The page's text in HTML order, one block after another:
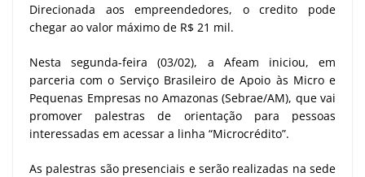
Direcionada aos empreendedores, o credito pode
chegar ao valor máximo de R$ 21 mil.
Nesta segunda-feira (03/02), a Afeam iniciou, em
parceria com o Serviço Brasileiro de Apoio às Micro e
Pequenas Empresas no Amazonas (Sebrae/AM), que vai
promover palestras de orientação para pessoas
interessadas em acessar a linha “Microcrédito”.
As palestras são presenciais e serão realizadas na sede